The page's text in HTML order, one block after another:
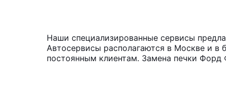
Наши специализированные сервисы
Автосервисы располагаются в Москве и
постоянным клиентам. Замена печки Форд